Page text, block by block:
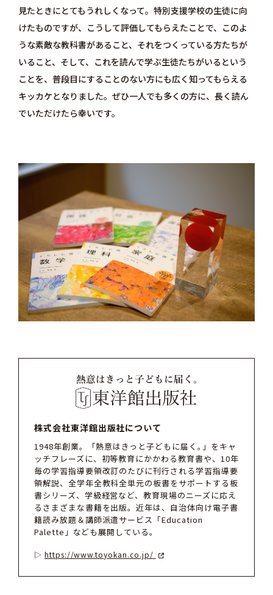
見たときにとてもうれしくなって。特別支援学校の生徒に向
けたものですが、こうして評価してもらえたことで、このよ
うな素敵な教科書があること、それをつくっている方たちが
いること、そして、これを読んで学ぶ生徒たちがいるという
ことを、普段目にすることのない方にも広く知ってもらえる
キッカケとなりました。ぜひ一人でも多くの方に、長く読ん
でいただけたら幸いです。
株式会社東洋館出版社について
1948年創業。「熱意はきっと子どもに届く｡」をキャ
ッチフレーズに、初等教育にかかわる教育書や、10年
毎の学習指導要領改訂のたびに刊行される学習指導要
領解説、全学年全教科全単元の板書をサポートする板
書シリーズ、学級経営など、教育現場のニーズに応え
るさまざまな書籍を出版。近年は、自治体向け電子書
籍読み放題＆講師派遣サービス「Education
Palette」なども展開している。
https://www.toyokan.co.jp/